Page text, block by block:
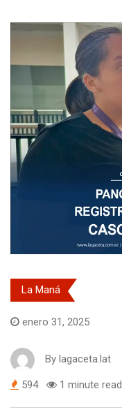
La Maná
enero 31, 2025
By lagaceta.lat
594 1 minute read